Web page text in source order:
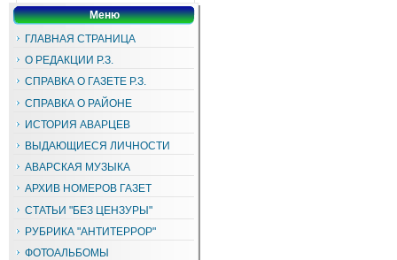
Меню
ГЛАВНАЯ СТРАНИЦА
О РЕДАКЦИИ Р.З.
СПРАВКА О ГАЗЕТЕ Р.З.
СПРАВКА О РАЙОНЕ
ИСТОРИЯ АВАРЦЕВ
ВЫДАЮЩИЕСЯ ЛИЧНОСТИ
АВАРСКАЯ МУЗЫКА
АРХИВ НОМЕРОВ ГАЗЕТ
СТАТЬИ "БЕЗ ЦЕНЗУРЫ"
РУБРИКА "АНТИТЕРРОР"
ФОТОАЛЬБОМЫ